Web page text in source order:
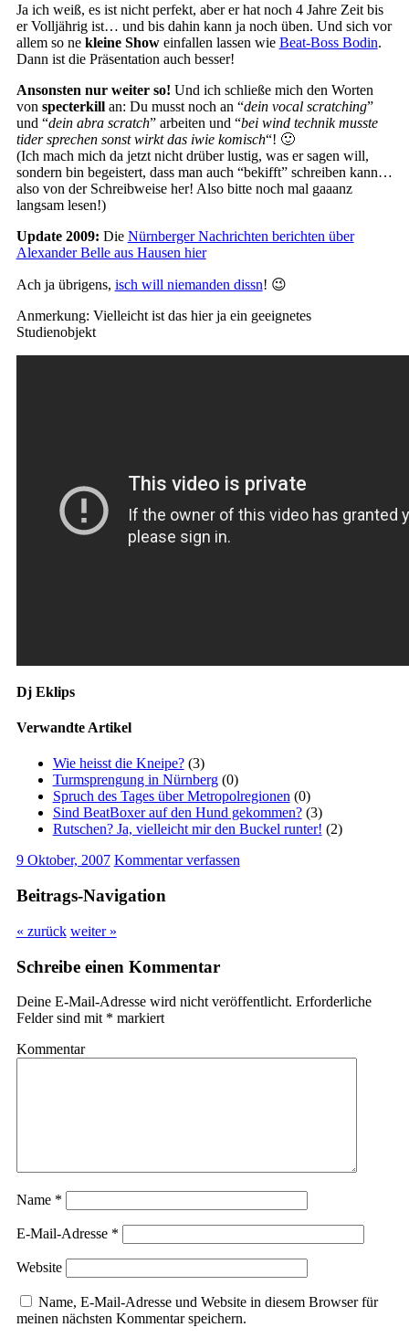
Ja ich weiß, es ist nicht perfekt, aber er hat noch 4 Jahre Zeit bis
er Volljährig ist… und bis dahin kann ja noch üben. Und sich vor
allem so ne kleine Showeinfallen lassen wie Beat-Boss Bodin.
Dann ist die Präsentation auch besser!
Ansonsten nur weiter so! Und ich schließe mich den Worten
von specterkill an: Du musst noch an “dein vocal scratching”
und “dein abra scratch” arbeiten und “bei wind technik musste
tider sprechen sonst wirkt das iwie komisch“! 🙂
(Ich mach mich da jetzt nicht drüber lustig, was er sagen will,
sondern bin begeistert, dass man auch “bekifft” schreiben kann…
also von der Schreibweise her! Also bitte noch mal gaaanz
langsam lesen!)
Update 2009: Die Nürnberger Nachrichten berichten über
Alexander Belle aus Hausen hier
Ach ja übrigens, isch will niemanden dissn! 😉
Anmerkung: Vielleicht ist das hier ja ein geeignetes
Studienobjekt
Dj Eklips
Verwandte Artikel
Wie heisst die Kneipe?(3)
Turmsprengung in Nürnberg(0)
Spruch des Tages über Metropolregionen (0)
Sind BeatBoxer auf den Hund gekommen?(3)
Rutschen? Ja, vielleicht mir den Buckel runter! (2)
9 Oktober, 2007 Kommentar verfassen
Beitrags-Navigation
« zurück weiter »
Schreibe einen Kommentar
Deine E-Mail-Adresse wird nicht veröffentlicht. Erforderliche
Felder sind mit * markiert
Kommentar
Name *
E-Mail-Adresse *
Website
Name, E-Mail-Adresse und Website in diesem Browser für
meinen nächsten Kommentar speichern.